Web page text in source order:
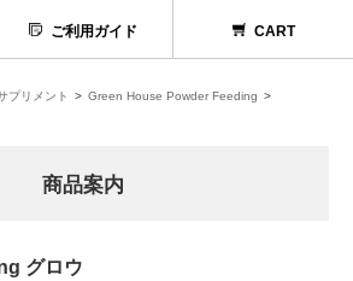
ご利用ガイド CART
プリメント
Green House Powder Feeding
商品案内
グロウ